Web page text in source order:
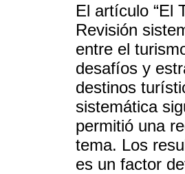
El artículo “El
Revisión
entre el
desafíos y
destinos
sistemática
permitió una
tema. Los
es un factor